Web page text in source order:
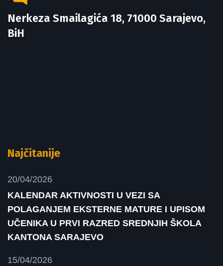
Nerkeza Smailagića 18, 71000 Sarajevo,
BiH
Najčitanije
20/04/2026
KALENDAR AKTIVNOSTI U VEZI SA
POLAGANJEM EKSTERNE MATURE I UPISOM
UČENIKA U PRVI RAZRED SREDNJIH ŠKOLA
KANTONA SARAJEVO
15/04/2026